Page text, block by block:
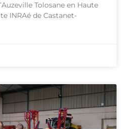
Tolosane en Haute
INRAé de Castanet-